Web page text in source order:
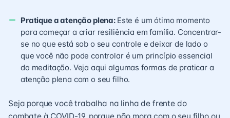
Pratique a atenção plena: Este é um ótimo momento
para começar a criar resiliência em família. Concentrar-
se no que está sob o seu controle e deixar de lado o
que você não pode controlar é um princípio essencial
da meditação. Veja aqui algumas formas de praticar a
atenção plena com o seu filho.
Seja porque você trabalha na linha de frente do